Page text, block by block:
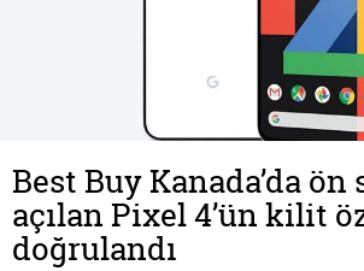
Best Buy Kanada’da
açılan Pixel 4’ün kilit
doğrulandı